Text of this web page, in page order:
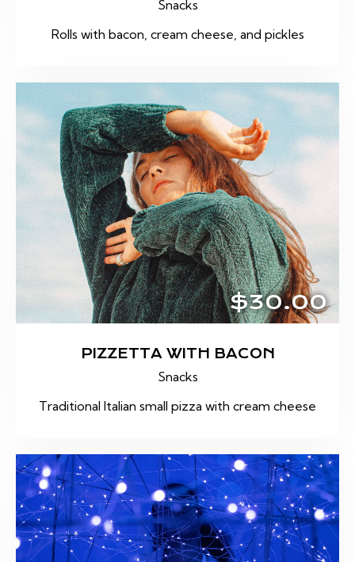
Snacks
Rolls with bacon, cream cheese, and pickles
$30.00
PIZZETTA WITH BACON
Snacks
Traditional Italian small pizza with cream cheese